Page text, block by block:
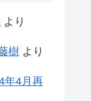
より
樹 より
年4月再